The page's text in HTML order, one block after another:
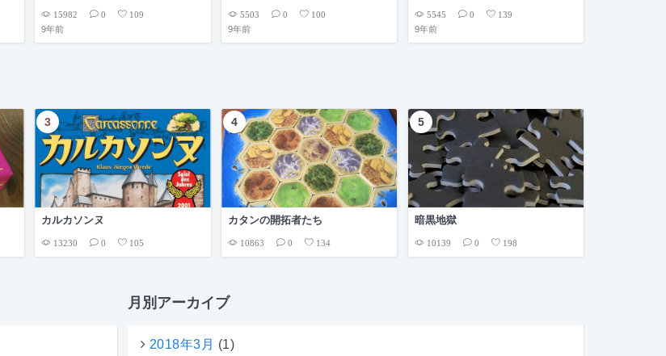
15982 0 109
9年前
5503 0 100
9年前
5545 0 139
9年前
カルカソンヌ
13230 0 105
カタンの開拓者たち
10863 0 134
暗黒地獄
10139 0 198
月別アーカイブ
2018年3月 (1)